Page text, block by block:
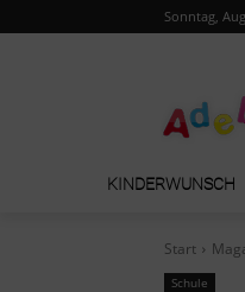
Sonntag,
KINDERWUNSCH
Start
Schule